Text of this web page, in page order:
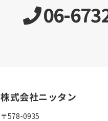
06-
株式会社ニッタン
〒578-0935